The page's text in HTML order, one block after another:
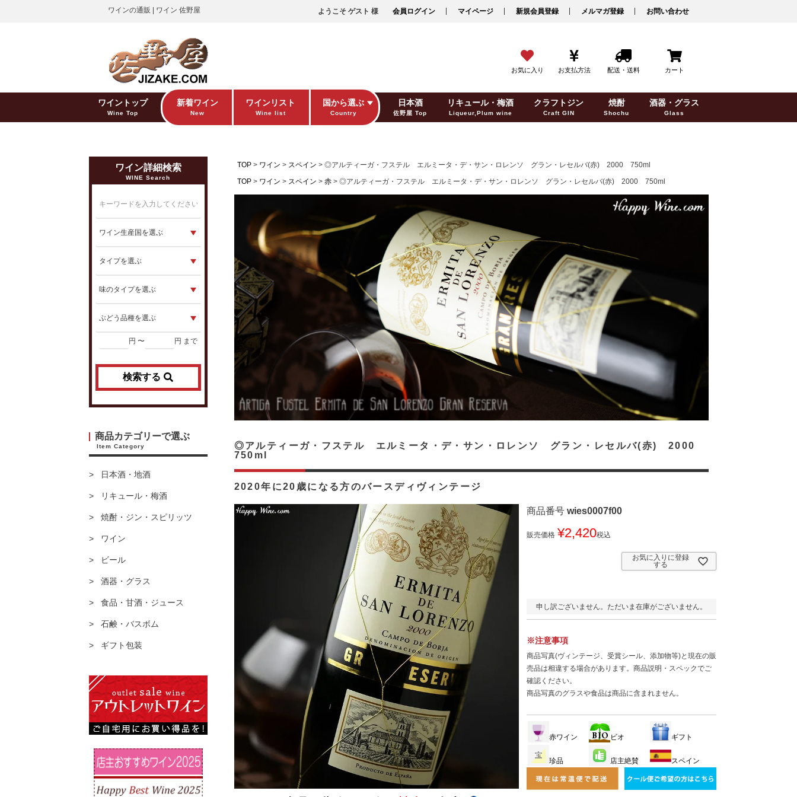
ワインの通販 | ワイン 佐野屋 ようこそ ゲスト 様 会員ログイン マイページ 新規会員登録 メルマガ登録 お問い合わせ
お気に入り お支払方法 配送・送料 カート
ワイントップ
Wine Top
新着ワイン
New
ワインリスト
Wine list
国から選ぶ
Country
日本酒
佐野屋 Top
リキュール・梅酒
Liqueur,Plum wine
クラフトジン
Craft GIN
焼酎
Shochu
酒器・グラス
Glass
ワイン詳細検索
WINE Search
円 〜 円 まで
検索する
商品カテゴリーで選ぶ
Item Category
日本酒・地酒
リキュール・梅酒
焼酎・ジン・スピリッツ
ワイン
ビール
酒器・グラス
食品・甘酒・ジュース
石鹸・バスボム
ギフト包装
TOP ワイン スペイン
◎アルティーガ・フステル エルミータ・デ・サン・ロレンソ グラン・レセルバ(赤) 2000 750ml
TOP
ワイン スペイン 赤 ◎アルティーガ・フステル エルミータ・デ・サン・ロレンソ グラン・レセルバ(赤) 2000 750ml
2020年に20歳になる方のバースディヴィンテージ
◎アルティーガ・フステル エルミータ・デ・サン・ロレンソ グラン・レセルバ(赤) 2000
750ml
商品番号 wies0007f00
販売価格 ¥2,420税込
お気に入りに登録
する
申し訳ございません。ただいま在庫がございません。
※注意事項
商品写真(ヴィンテージ、受賞シール、添加物等)と現在の販
売品は相違する場合があります。商品説明・スペックでご
確認ください。
商品写真のグラスや食品は商品に含まれません。
赤ワイン ビオ ギフト
珍品 店主絶賛 スペイン